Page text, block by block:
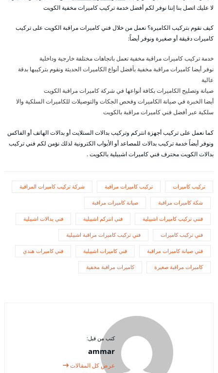
لا عليك اتصل بنا إننا نوفر لكم أفضل خدمة تركيب كاميرات مخفية الكويت
كيف نقوم بتركيب الكاميرة؟ نعمل من خلال فني كاميرات مراقبة الكويت على تركيب
كاميرات دقيقة أو صغيرة ونوفر أيضاً:
خدمة تركيب كاميرات مراقبة مخفية تعمل باتجاهات مختلفة خارجية وداخلية
نوفر أيضا كاميرات مراقبة مخفية بأفضل أنواع الكاميرات الحديثة ونقوم بتركيبها بدقة
عالية
صيانة وتصليح الكاميرات بكافة أنواعها في شركة كاميرات مراقبة الكويت
أيضا الخبرة في صيانة الكاميرات وفحص الجكات والتوصيلات للكاميرات السلكية والا
سلكية عبر أفضل فني كاميرات مراقبة بالكويت
كما نعمل على تركيب أجهزة انتركم وتركيب بدالات الستلايت أو بدالات الهاتف أو الفاكس
ونوفر أيضاً خدمة تركيب بدالات للمصاعد أو الأبواب الكترونية لذلك نؤمن لكم فني تركيب
بدالات الكويت محترف فني كاميرات اشبيلية بالكويت .
تركيب كاميرات تركيب كاميرات مراقبة شركة تركيب كاميرات المراقبة
شكة كاميرات مراقبة صيانة كاميرات مراقبة
فنني تركيب كاميرات اشبيلية فني انتركم اشبيلية فني بدالات اشبيلية
فني تركيب كاميرات فني تركيب كاميرات مراقبة اشبيلية
فني صيانة كاميرات مراقبة فني كاميرات اشبيلية فني كاميرات هندي
كاميرات مراقبة صغيرة كاميرات مراقبة مخفية
كتب من قبل:
ammar
عرض كل المقالات